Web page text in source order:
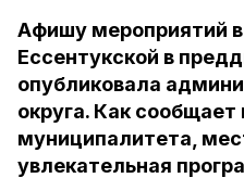
Афишу мероприятий
Ессентукской в
опубликовала
округа. Как
муниципалитета,
увлекательная